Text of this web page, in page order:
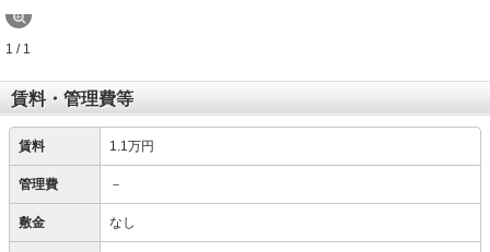
1 / 1
賃料・管理費等
賃料 1.1万円
管理費 －
敷金 なし